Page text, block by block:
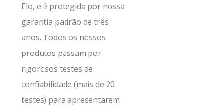
Elo, e é protegida por nossa
garantia padrão de três
anos. Todos os nossos
produtos passam por
rigorosos testes de
confiabilidade (mais de 20
testes) para apresentarem